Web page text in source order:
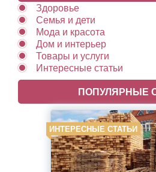
Здоровье
Семья и дети
Мода и красота
Дом и интерьер
Товары и услуги
Интересные статьи
ПОПУЛЯРНЫЕ
ИНТЕРЕСНЫЕ СТАТЬИ